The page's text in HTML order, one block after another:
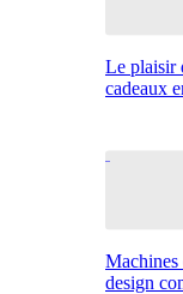
Le plaisir
cadeaux
Machines
design